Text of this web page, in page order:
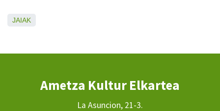
JAIAK
Ametza Kultur Elkartea
La Asuncion, 21-3.